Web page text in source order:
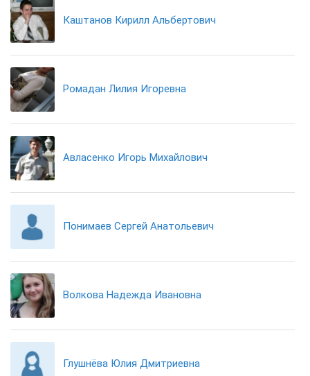
Каштанов Кирилл Альбертович
Ромадан Лилия Игоревна
Авласенко Игорь Михайлович
Понимаев Сергей Анатольевич
Волкова Надежда Ивановна
Глушнёва Юлия Дмитриевна